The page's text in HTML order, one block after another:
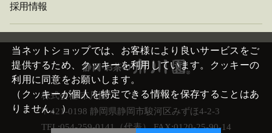
採用情報
株式会社 市川園
〒421-0198 静岡県静岡市駿河区みずほ4-2-3
TEL:054-259-0141（代表） FAX:0120-25-90-14
当ネットショップでは、お客様により良いサービスをご
提供するため、クッキーを利用しています。クッキーの
利用に同意をお願いします。
（クッキーが個人を特定できる情報を保存することはあ
りません。）
閉
じ
る